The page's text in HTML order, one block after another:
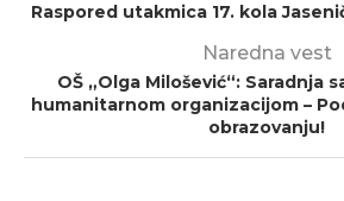
Raspored utakmica 17. kola
Naredna vest
OŠ „Olga Milošević“: Saradnja
humanitarnom organizacijom –
obrazovanju!